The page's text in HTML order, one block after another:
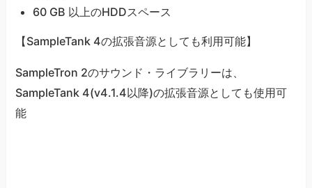
60 GB 以上のHDDスペース
【SampleTank 4の拡張音源としても利用可能】
SampleTron 2のサウンド・ライブラリーは、
SampleTank 4(v4.1.4以降)の拡張音源としても使用可
能